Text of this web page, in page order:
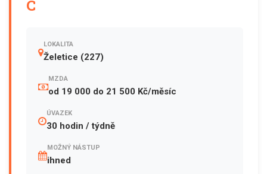
C
LOKALITA
Želetice (227)
MZDA
od 19 000 do 21 500 Kč/měsíc
ÚVAZEK
30 hodin / týdně
MOŽNÝ NÁSTUP
ihned